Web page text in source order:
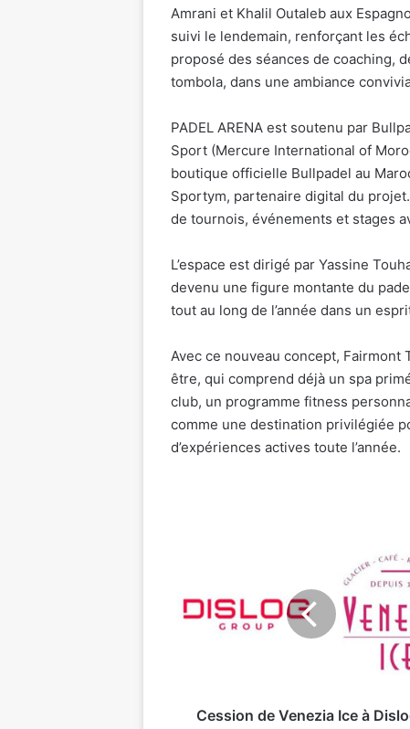
Amrani et Khalil Outaleb aux
suivi le lendemain, renforçant les
proposé des séances de coaching,
tombola, dans une ambiance
PADEL ARENA est soutenu par
Sport (Mercure International of
boutique officielle Bullpadel au
Sportym, partenaire digital du
de tournois, événements et stages
L’espace est dirigé par Yassine
devenu une figure montante du
tout au long de l’année dans un
Avec ce nouveau concept,
être, qui comprend déjà un spa
club, un programme fitness
comme une destination privilégiée
d’expériences actives toute l’année.
Ice
Cession de Venezia Ice à